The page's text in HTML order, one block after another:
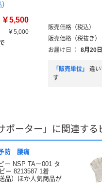
￥5,500
￥5,000
販売価格（税込）
販売価格（税抜き）
お届け日
： 8月20
「販売単位」 違
す
ポーター」に関連する
防 腰痛
ー NSP TAー001 タ
ー 8213587 1着
品）ほか人気商品が